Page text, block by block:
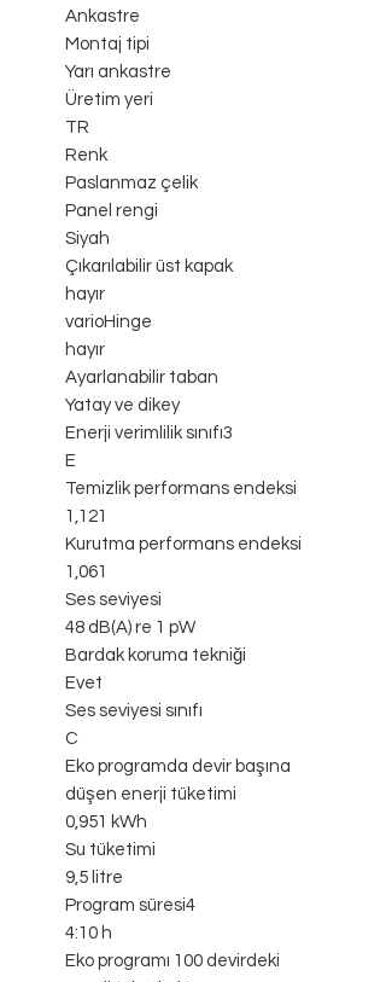
Ankastre
Montaj tipi
Yarı ankastre
Üretim yeri
TR
Renk
Paslanmaz çelik
Panel rengi
Siyah
Çıkarılabilir üst kapak
hayır
varioHinge
hayır
Ayarlanabilir taban
Yatay ve dikey
Enerji verimlilik sınıfı3
E
Temizlik performans endeksi
1,121
Kurutma performans endeksi
1,061
Ses seviyesi
48 dB(A) re 1 pW
Bardak koruma tekniği
Evet
Ses seviyesi sınıfı
C
Eko programda devir başına
düşen enerji tüketimi
0,951 kWh
Su tüketimi
9,5 litre
Program süresi4
4:10 h
Eko programı 100 devirdeki